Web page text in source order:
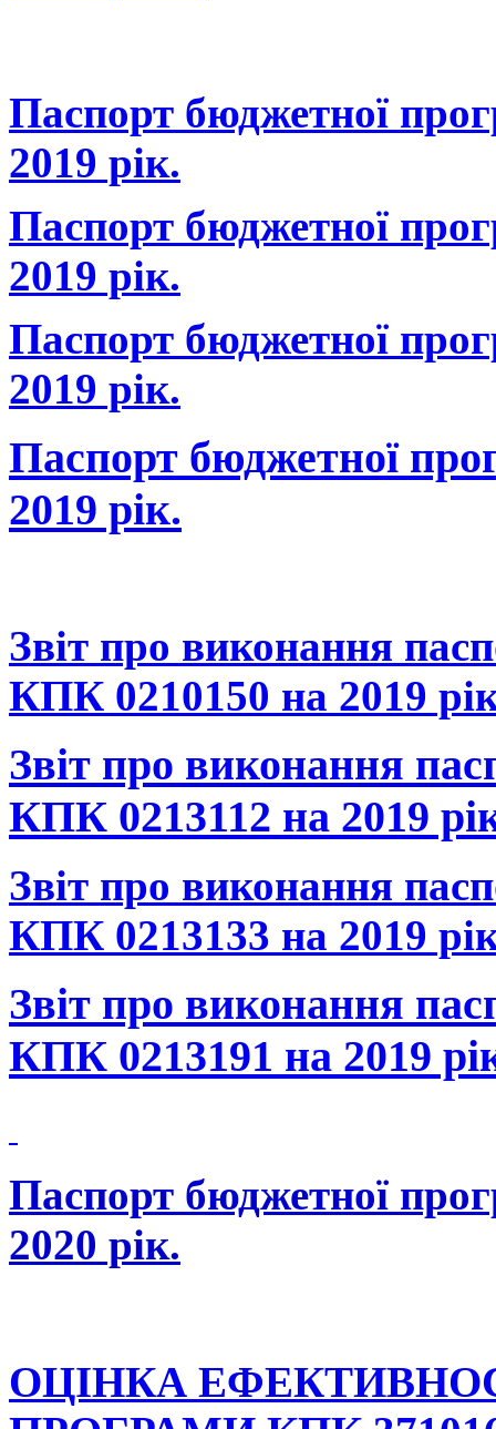
Паспорт бюджетної
2019 рік.
Паспорт бюджетної
2019 рік.
Паспорт бюджетної
2019 рік.
Паспорт бюджетної
2019 рік.
Звіт про виконання
КПК 0210150 на 2019
Звіт про виконання
КПК 0213112 на 2019
Звіт про виконання
КПК 0213133 на 2019
Звіт про виконання
КПК 0213191 на 2019
Паспорт бюджетної
2020 рік.
ОЦІНКА